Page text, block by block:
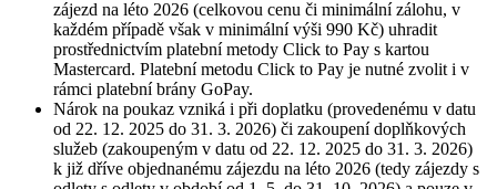
zájezd na léto 2026 (celkovou cenu či minimální zálohu, v
každém případě však v minimální výši 990 Kč) uhradit
prostřednictvím platební metody Click to Pay s kartou
Mastercard. Platební metodu Click to Pay je nutné zvolit i v
rámci platební brány GoPay.
Nárok na poukaz vzniká i při doplatku (provedenému v datu
od 22. 12. 2025 do 31. 3. 2026) či zakoupení doplňkových
služeb (zakoupeným v datu od 22. 12. 2025 do 31. 3. 2026)
k již dříve objednanému zájezdu na léto 2026 (tedy zájezdy s